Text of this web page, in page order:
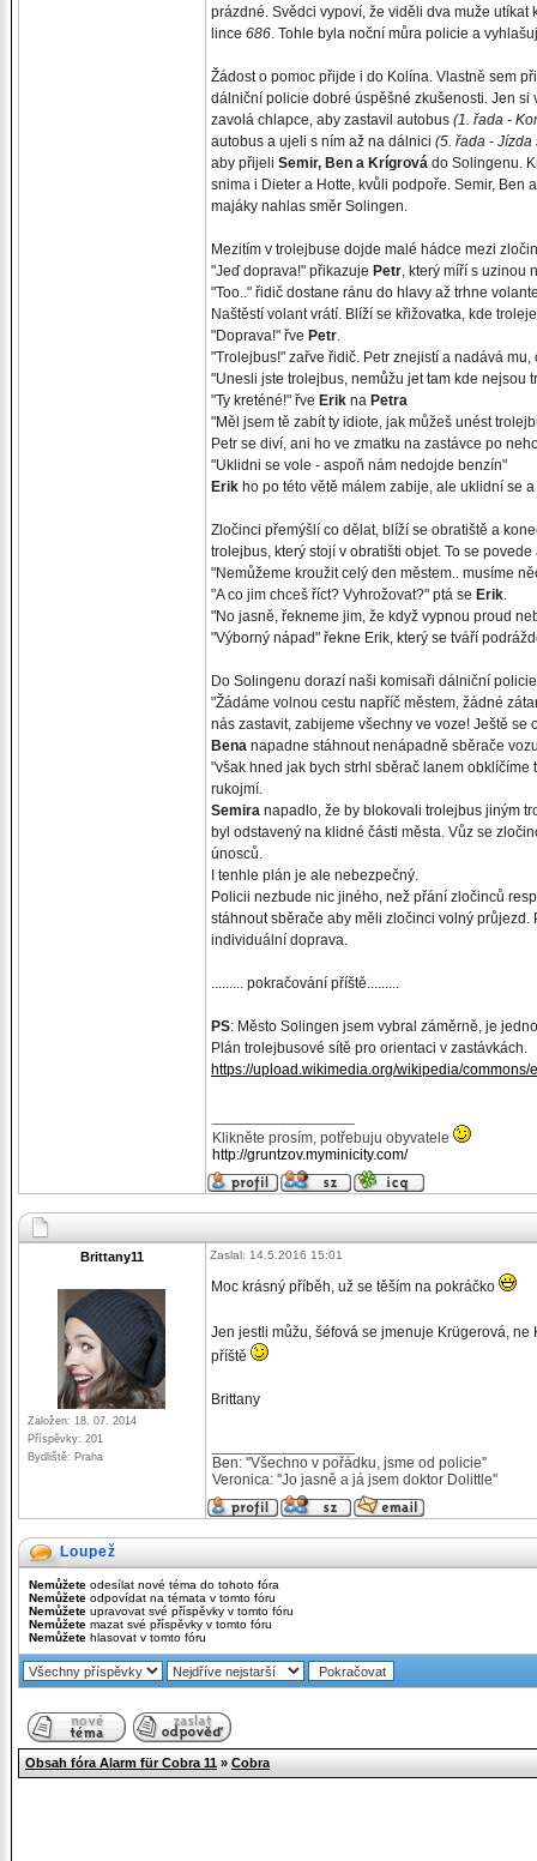
prázdné. Svědci vypoví, že viděli dva muže utíkat
lince 686. Tohle byla noční můra policie a
Žádost o pomoc přijde i do Kolína. Vlastně sem
dálniční policie dobré úspěšné zkušenosti. Jen
zavolá chlapce, aby zastavil autobus (1. řada -
autobus a ujeli s ním až na dálnici (5. řada - Jízda
aby přijeli Semir, Ben a Krígrová do Solingenu.
snima i Dieter a Hotte, kvůli podpoře. Semir, Ben
majáky nahlas směr Solingen.
Mezitím v trolejbuse dojde malé hádce mezi
"Jeď doprava!" přikazuje Petr, který míří s uzinou
"Too.." řidič dostane ránu do hlavy až trhne
Naštěstí volant vrátí. Blíží se křižovatka, kde
"Doprava!" řve Petr.
"Trolejbus!" zařve řidič. Petr znejistí a nadává mu,
"Unesli jste trolejbus, nemůžu jet tam kde nejsou
"Ty kreténé!" řve Erik na Petra
"Měl jsem tě zabít ty idiote, jak můžeš unést
Petr se diví, ani ho ve zmatku na zastávce po
"Uklidni se vole - aspoň nám nedojde benzín"
Erik ho po této větě málem zabije, ale uklidní se
Zločinci přemýšlí co dělat, blíží se obratiště a
trolejbus, který stojí v obratišti objet. To se
"Nemůžeme kroužit celý den městem.. musíme
"A co jim chceš říct? Vyhrožovat?" ptá se Erik.
"No jasně, řekneme jim, že když vypnou proud
"Výborný nápad" řekne Erik, který se tváří
Do Solingenu dorazí naši komisaři dálniční
"Žádáme volnou cestu napříč městem, žádné
nás zastavit, zabijeme všechny ve voze! Ještě se
Bena napadne stáhnout nenápadně sběrače
"však hned jak bych strhl sběrač lanem
rukojmí.
Semira napadlo, že by blokovali trolejbus jiným
byl odstavený na klidné části města. Vůz se
únosců.
I tenhle plán je ale nebezpečný.
Policii nezbude nic jiného, než přání zločinců
stáhnout sběrače aby měli zločinci volný
individuální doprava.
......... pokračování příště.........
PS: Město Solingen jsem vybral záměrně, je
Plán trolejbusové sítě pro orientaci v zastávkách.
https://upload.wikimedia.org/wikipedia/
Klikněte prosím, potřebuju obyvatele
http://gruntzov.myminicity.com/
Brittany11
Založen: 18. 07. 2014
Příspěvky: 201
Bydliště: Praha
Zaslal: 14.5.2016 15:01
Moc krásný příběh, už se těším na pokráčko
Jen jestli můžu, šéfová se jmenuje Krügerová, ne
příště
Brittany
Ben: ''Všechno v pořádku, jsme od policie''
Veronica: ''Jo jasně a já jsem doktor Dolittle''
Loupež
Nemůžete odesílat nové téma do tohoto fóra
Nemůžete odpovídat na témata v tomto fóru
Nemůžete upravovat své příspěvky v tomto fóru
Nemůžete mazat své příspěvky v tomto fóru
Nemůžete hlasovat v tomto fóru
Obsah fóra Alarm für Cobra 11 » Cobra